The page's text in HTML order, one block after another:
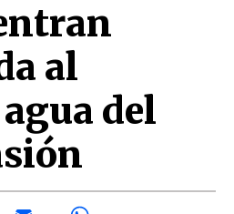
al
del